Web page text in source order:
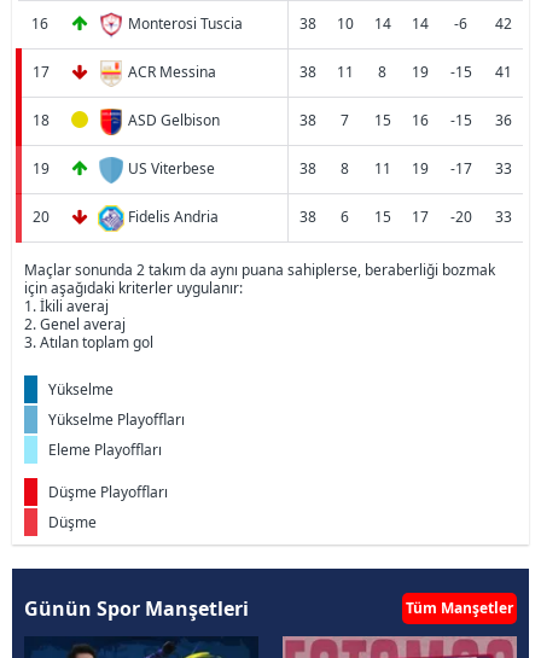
16 Monterosi Tuscia 38 10 14 14 -6 42
17 ACR Messina 38 11 8 19 -15 41
18 ASD Gelbison 38 7 15 16 -15 36
19 US Viterbese 38 8 11 19 -17 33
20 Fidelis Andria 38 6 15 17 -20 33
Maçlar sonunda 2 takım da aynı puana sahiplerse, beraberliği bozmak
için aşağıdaki kriterler uygulanır:
1. İkili averaj
2. Genel averaj
3. Atılan toplam gol
Yükselme
Yükselme Playoffları
Eleme Playoffları
Düşme Playoffları
Düşme
Günün Spor Manşetleri Tüm Manşetler